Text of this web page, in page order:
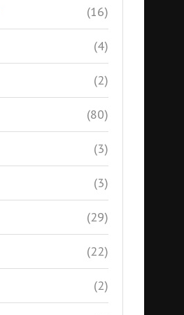
(16)
(4)
(2)
(80)
(3)
(3)
(29)
(22)
(2)